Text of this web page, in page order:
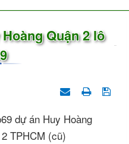
Quận 2 lô
dự án Huy Hoàng
TPHCM (cũ)